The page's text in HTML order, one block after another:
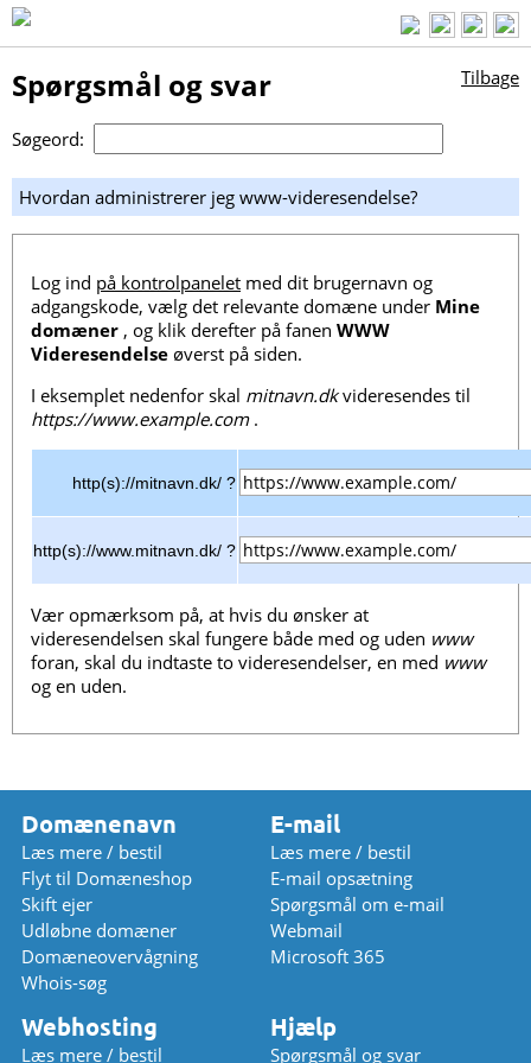
Spørgsmål og svar Tilbage
Søgeord:
Hvordan administrerer jeg www-videresendelse?
Log ind på kontrolpanelet med dit brugernavn og
adgangskode, vælg det relevante domæne under Mine
domæner , og klik derefter på fanen WWW
Videresendelse øverst på siden.
I eksemplet nedenfor skal mitnavn.dkvideresendes til
https://www.example.com.
http(s)://mitnavn.dk/ ?
http(s)://www.mitnavn.dk/ ?
Vær opmærksom på, at hvis du ønsker at
videresendelsen skal fungere både med og uden www
foran, skal du indtaste to videresendelser, en med www
og en uden.
Domænenavn
Læs mere / bestil
Flyt til Domæneshop
Skift ejer
Udløbne domæner
Domæneovervågning
Whois-søg
E-mail
Læs mere / bestil
E-mail opsætning
Spørgsmål om e-mail
Webmail
Microsoft 365
Webhosting
Læs mere / bestil
Hjælp
Spørgsmål og svar